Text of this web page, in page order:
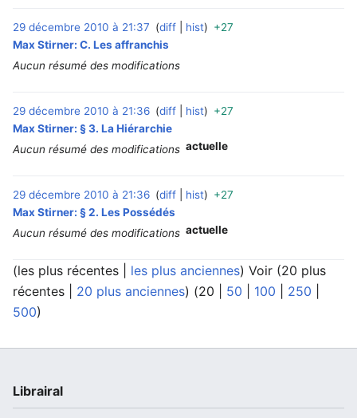
29 décembre 2010 à 21:37 diff hist +27
Max Stirner: C. Les affranchis
Aucun résumé des modifications
29 décembre 2010 à 21:36 diff hist +27
Max Stirner: § 3. La Hiérarchie
Aucun résumé des modifications actuelle
29 décembre 2010 à 21:36 diff hist +27
Max Stirner: § 2. Les Possédés
Aucun résumé des modifications actuelle
(les plus récentes les plus anciennes) Voir (20 plus
récentes
20 plus anciennes) (20 50 100 250
500)
Librairal